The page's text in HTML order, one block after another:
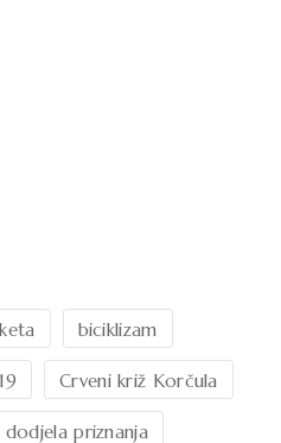
biciklizam
Crveni križ Korčula
dodjela priznanja